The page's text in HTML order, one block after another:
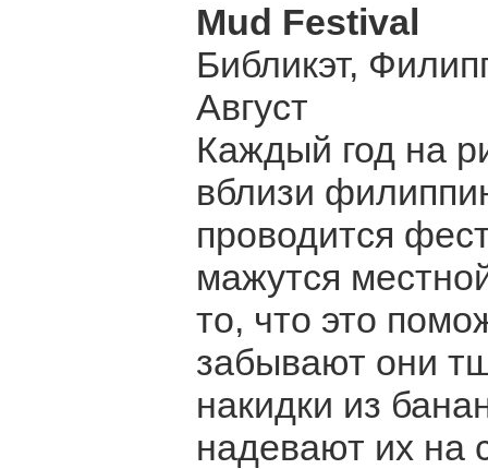
Mud Festival
Библикэт,
Август
Каждый год на
вблизи
проводится
мажутся
то, что это
забывают они
накидки из
надевают их на